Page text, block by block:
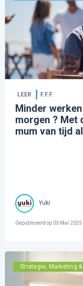
LEER F.F.F.
Minder
morgen ? Met
mum van tijd
Yuki
Gepubliceerd op 03 Mar 2025
Strategie, Marketing